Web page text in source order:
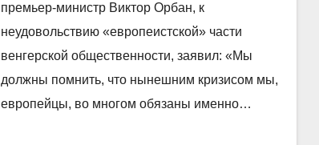
премьер-министр Виктор Орбан, к
неудовольствию «европеистской» части
венгерской общественности, заявил: «Мы
должны помнить, что нынешним кризисом мы,
европейцы, во многом обязаны именно…